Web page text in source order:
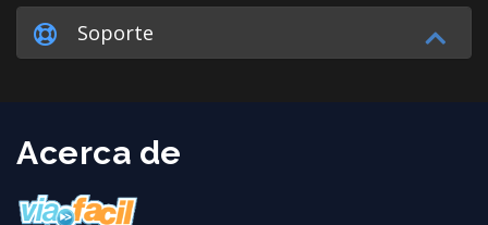
Soporte
Acerca de